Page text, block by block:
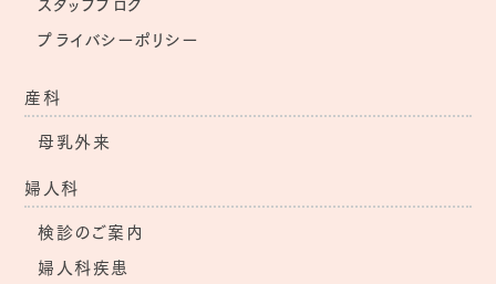
プライバシーポリシー
産科
母乳外来
婦人科
検診のご案内
婦人科疾患